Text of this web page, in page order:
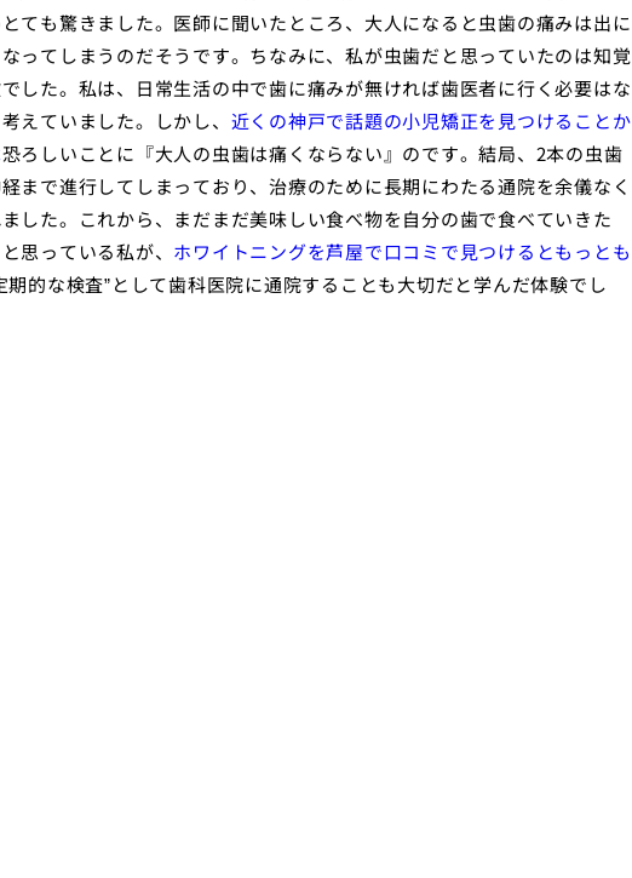
ても驚きました。医師に聞いたところ、大人になると虫歯の痛みは出に
なってしまうのだそうです。ちなみに、私が虫歯だと思っていたのは知覚
した。私は、日常生活の中で歯に痛みが無ければ歯医者に行く必要はな
えていました。しかし、 近くの神戸で話題の小児矯正を見つけることか
恐ろしいことに『大人の虫歯は痛くならない』のです。結局、2本の虫歯
まで進行してしまっており、治療のために長期にわたる通院を余儀なく
した。これから、まだまだ美味しい食べ物を自分の歯で食べていきた
思っている私が、 ホワイトニングを芦屋で口コミで見つけるともっとも
期的な検査”として歯科医院に通院することも大切だと学んだ体験でし